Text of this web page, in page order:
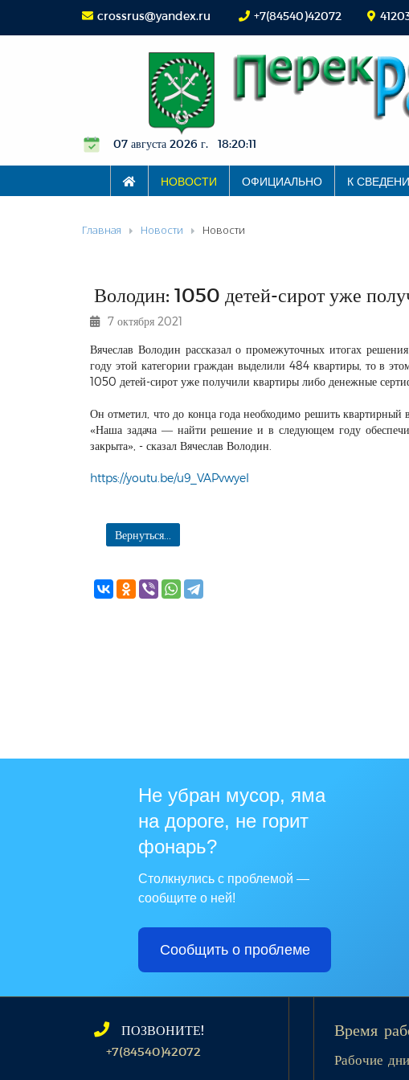
crossrus@yandex.ru +7(84540)42072
07 августа 2026 г. 18:20:12
НОВОСТИ ОФИЦИАЛЬНО К
Главная Новости Новости
Володин: 1050 детей-сирот уже
7 октября 2021
Вячеслав Володин рассказал о промежуточных итогах
году этой категории граждан выделили 484 квартиры, то в
1050 детей-сирот уже получили квартиры либо денежные
Он отметил, что до конца года необходимо решить квартирный
«Наша задача — найти решение и в следующем году
закрыта», - сказал Вячеслав Володин.
https://youtu.be/u9_VAPvwyeI
Вернуться...
Не убран мусор, яма
на дороге, не горит
фонарь?
Столкнулись с проблемой —
сообщите о ней!
Сообщить о проблеме
ПОЗВОНИТЕ!
+7(84540)42072
Время
Рабочие дни